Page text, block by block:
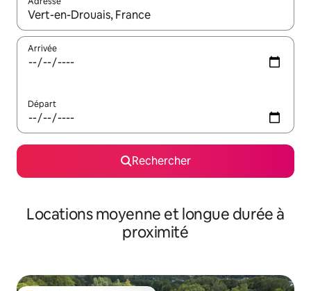
Lorsque les résultats s'affichent, utilisez les flèches vers le
Arrivée
Départ
Rechercher
Locations moyenne et longue durée à
proximité